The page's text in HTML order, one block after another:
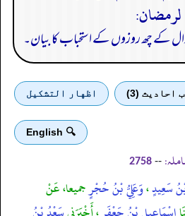
لرمضان:
کے چھ روزوں کے استحباب کا بیان۔
احادیث (3) اظهار التشكيل
🔍 English
--
2758
سَعِيدٍ،وَعَلِيُّ بْنُ حُجْرٍجميعا، عَنْ